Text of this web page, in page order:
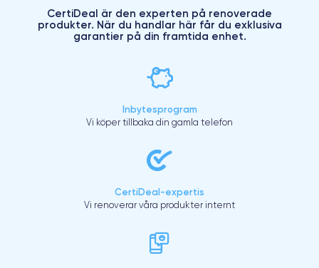
CertiDeal är den experten på renoverade
produkter. När du handlar här får du exklusiva
garantier på din framtida enhet.
Inbytesprogram
Vi köper tillbaka din gamla telefon
CertiDeal-expertis
Vi renoverar våra produkter internt